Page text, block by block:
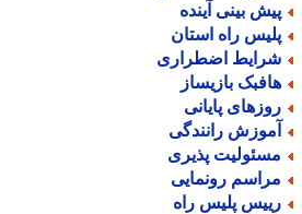
بینی آینده
راه استان
اضطراری
بازیساز
پایانی
رانندگی
پذیری
رونمایی
پلیس راه